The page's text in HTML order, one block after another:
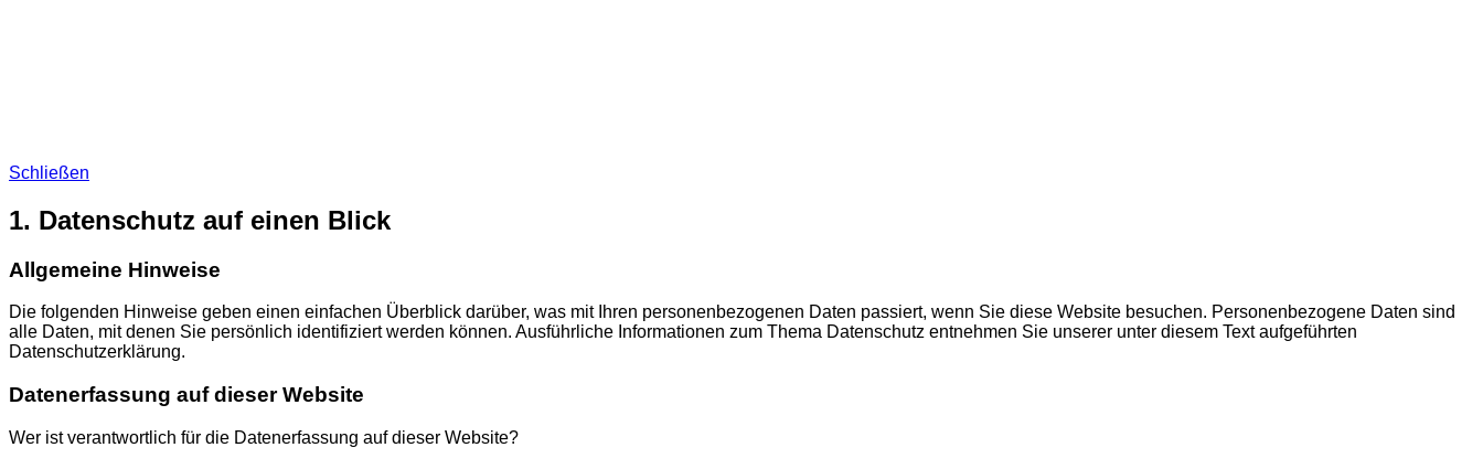
Schließen
1. Datenschutz auf einen Blick
Allgemeine Hinweise
Die folgenden Hinweise geben einen einfachen Überblick darüber, was mit Ihren personenbezogenen Daten passiert, wenn Sie diese Website besuchen. Personenbezogene Daten sind
alle Daten, mit denen Sie persönlich identifiziert werden können. Ausführliche Informationen zum Thema Datenschutz entnehmen Sie unserer unter diesem Text aufgeführten
Datenschutzerklärung.
Datenerfassung auf dieser Website
Wer ist verantwortlich für die Datenerfassung auf dieser Website?